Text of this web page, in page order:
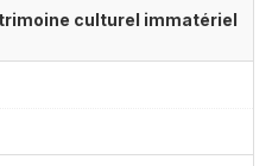
culturel immatériel